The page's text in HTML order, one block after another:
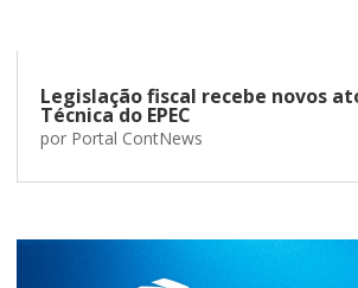
Legislação fiscal recebe novos
Técnica do EPEC
por Portal ContNews